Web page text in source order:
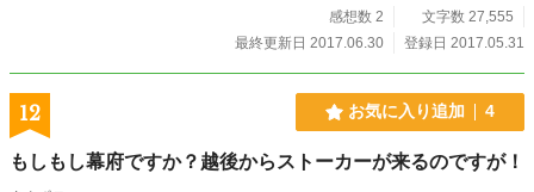
感想数 2
文字数 27,555
最終更新日 2017.06.30
登録日 2017.05.31
12 お気に入り追加 4
もしもし幕府ですか？越後からストーカーが来るのですが！